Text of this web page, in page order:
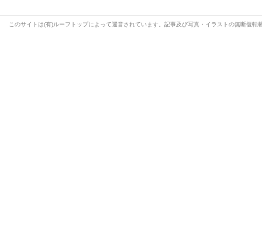
このサイトは(有)ルーフトップによって運営されています。記事及び写真・イラストの無断復転